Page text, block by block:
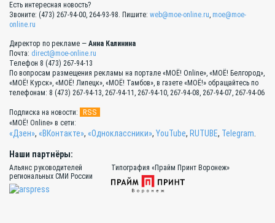
Есть интересная новость?
Звоните: (473) 267-94-00, 264-93-98. Пишите: web@moe-online.ru, moe@moe-
online.ru
Директор по рекламе — Анна Калинина
Почта: direct@moe-online.ru
Телефон 8 (473) 267-94-13
По вопросам размещения рекламы на портале «МОЁ! Online», «МОЁ! Белгород»,
«МОЁ! Курск», «МОЁ! Липецк», «МОЁ! Тамбов», в газете «МОЁ!» обращайтесь по
телефонам: 8 (473) 267-94-13, 267-94-11, 267-94-10, 267-94-08, 267-94-07, 267-94-06
Подписка на новости: RSS
«МОЁ! Online» в сети:
«Дзен», «ВКонтакте», «Одноклассники», YouTube, RUTUBE, Telegram
Наши партнёры:
Альянс руководителей
региональных СМИ России
Типография «Прайм Принт Воронеж»